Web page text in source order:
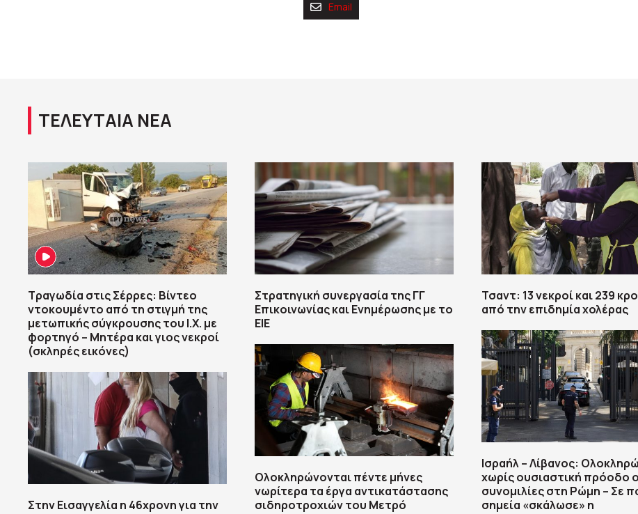
Email
ΤΕΛΕΥΤΑΙΑ ΝΕΑ
Τραγωδία στις Σέρρες: Βίντεο
ντοκουμέντο από τη στιγμή της
μετωπικής σύγκρουσης του Ι.Χ. με
φορτηγό – Μητέρα και γιος νεκροί
(σκληρές εικόνες)
Στην Εισαγγελία η 46χρονη για την
Στρατηγική συνεργασία της ΓΓ
Επικοινωνίας και Ενημέρωσης με το
ΕΙΕ
Ολοκληρώνονται πέντε μήνες
νωρίτερα τα έργα αντικατάστασης
σιδηροτροχιών του Mετρό
Τσαντ: 13 νεκροί και 239
από την επιδημία χολέρας
Ισραήλ – Λίβανος:
χωρίς ουσιαστική πρόοδο
συνομιλίες στη Ρώμη – Σε
σημεία «σκάλωσε» η